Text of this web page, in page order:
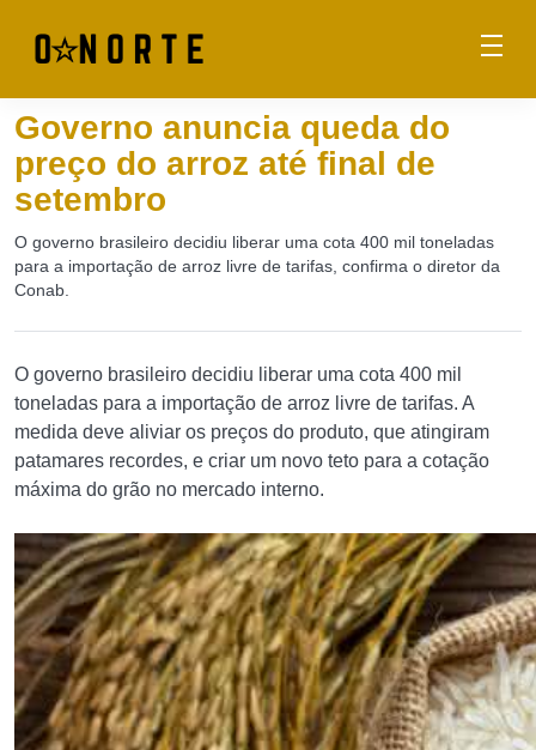
Governo anuncia queda do
preço do arroz até final de
setembro
O governo brasileiro decidiu liberar uma cota 400 mil toneladas
para a importação de arroz livre de tarifas, confirma o diretor da
Conab.
O governo brasileiro decidiu liberar uma cota 400 mil
toneladas para a importação de arroz livre de tarifas. A
medida deve aliviar os preços do produto, que atingiram
patamares recordes, e criar um novo teto para a cotação
máxima do grão no mercado interno.